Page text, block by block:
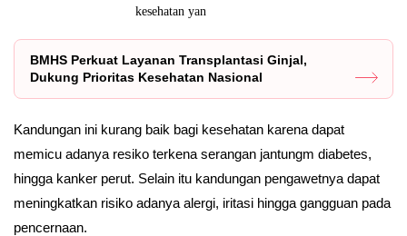
dan inovato
BMHS Perkuat Layanan Transplantasi Ginjal,
Dukung Prioritas Kesehatan Nasional
Kandungan ini kurang baik bagi kesehatan karena dapat
memicu adanya resiko terkena serangan jantungm diabetes,
hingga kanker perut. Selain itu kandungan pengawetnya dapat
meningkatkan risiko adanya alergi, iritasi hingga gangguan pada
pencernaan.